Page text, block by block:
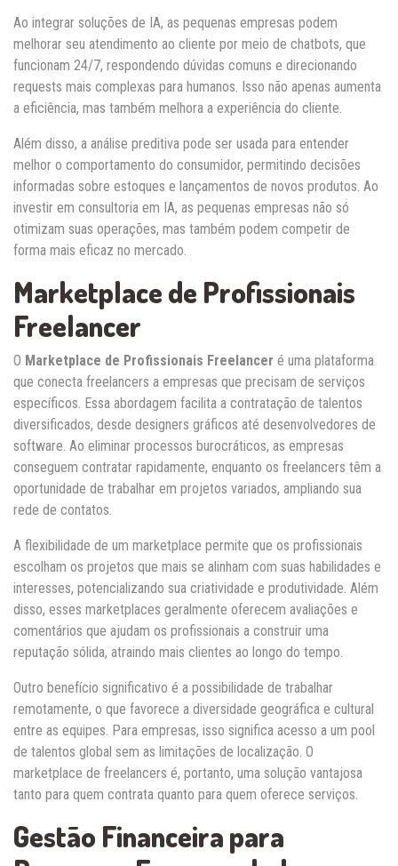
Ao integrar soluções de IA, as pequenas empresas podem
melhorar seu atendimento ao cliente por meio de chatbots, que
funcionam 24/7, respondendo dúvidas comuns e direcionando
requests mais complexas para humanos. Isso não apenas aumenta
a eficiência, mas também melhora a experiência do cliente.
Além disso, a análise preditiva pode ser usada para entender
melhor o comportamento do consumidor, permitindo decisões
informadas sobre estoques e lançamentos de novos produtos. Ao
investir em consultoria em IA, as pequenas empresas não só
otimizam suas operações, mas também podem competir de
forma mais eficaz no mercado.
Marketplace de Profissionais
Freelancer
O Marketplace de Profissionais Freelancer é uma plataforma
que conecta freelancers a empresas que precisam de serviços
específicos. Essa abordagem facilita a contratação de talentos
diversificados, desde designers gráficos até desenvolvedores de
software. Ao eliminar processos burocráticos, as empresas
conseguem contratar rapidamente, enquanto os freelancers têm a
oportunidade de trabalhar em projetos variados, ampliando sua
rede de contatos.
A flexibilidade de um marketplace permite que os profissionais
escolham os projetos que mais se alinham com suas habilidades e
interesses, potencializando sua criatividade e produtividade. Além
disso, esses marketplaces geralmente oferecem avaliações e
comentários que ajudam os profissionais a construir uma
reputação sólida, atraindo mais clientes ao longo do tempo.
Outro benefício significativo é a possibilidade de trabalhar
remotamente, o que favorece a diversidade geográfica e cultural
entre as equipes. Para empresas, isso significa acesso a um pool
de talentos global sem as limitações de localização. O
marketplace de freelancers é, portanto, uma solução vantajosa
tanto para quem contrata quanto para quem oferece serviços.
Gestão Financeira para